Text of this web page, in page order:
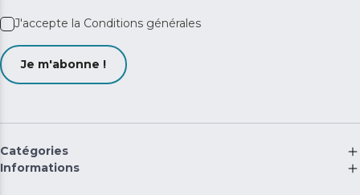
J'accepte la Conditions générales
Je m'abonne !
Catégories
Informations